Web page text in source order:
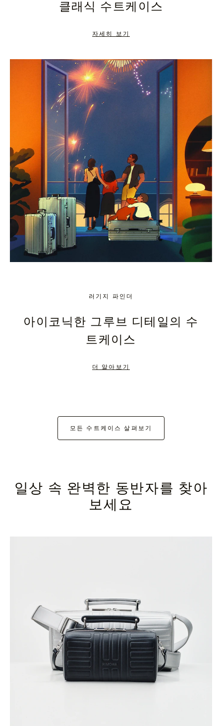
TO
UNMUTE
클래식 수트케이스
자세히 보기
러기지 파인더
아이코닉한 그루브 디테일의 수
트케이스
더 알아보기
모든 수트케이스 살펴보기
일상 속 완벽한 동반자를 찾아
보세요